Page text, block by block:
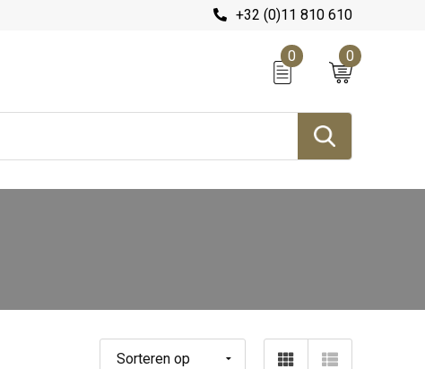
+32 (0)11 810 610
0 0